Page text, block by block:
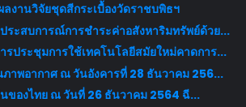
งานวิจัยชุดสีกระเบื้องวัดราชบพิธฯ
ระสบการณ์การชำระค่าอสังหาริมทรัพย์ด้วย...
ประชุมการใช้เทคโนโลยีสมัยใหม่คาดการ...
าพอากาศ ณ วันอังคารที่ 28 ธันวาคม 256...
ของไทย ณ วันที่ 26 ธันวาคม 2564 ฉี...